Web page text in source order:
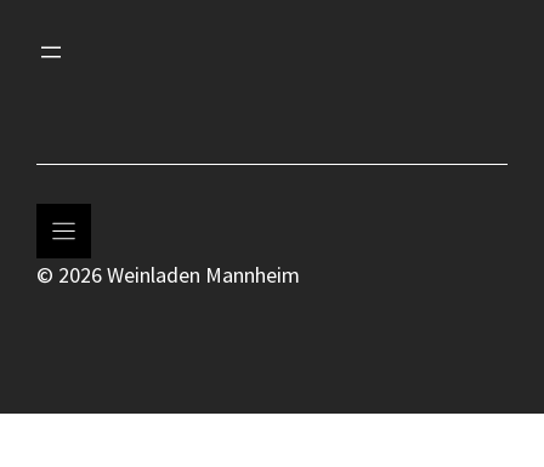
© 2026 Weinladen Mannheim